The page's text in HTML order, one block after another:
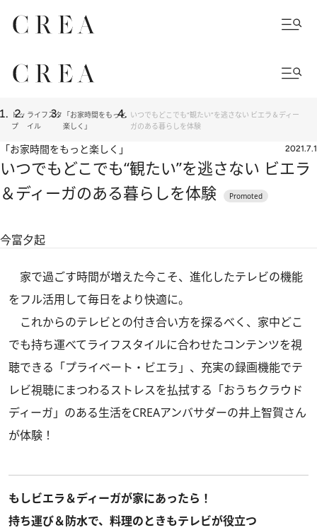
トッ
プ
ライフスタ
イル
「お家時間をもっと
楽しく」
いつでもどこでも“観たい”を逃さない ビエラ＆ディー
ガのある暮らしを体験
「お家時間をもっと楽しく」 2021.7.1
いつでもどこでも“観たい”を逃さない ビエラ
＆ディーガのある暮らしを体験
今富夕起
家で過ごす時間が増えた今こそ、進化したテレビの機能
をフル活用して毎日をより快適に。
これからのテレビとの付き合い方を探るべく、家中どこ
でも持ち運べてライフスタイルに合わせたコンテンツを視
聴できる「プライベート・ビエラ」、充実の録画機能でテ
レビ視聴にまつわるストレスを払拭する「おうちクラウド
ディーガ」のある生活をCREAアンバサダーの井上智賀さん
が体験！
もしビエラ＆ディーガが家にあったら！
持ち運び＆防水で、料理のときもテレビが役立つ